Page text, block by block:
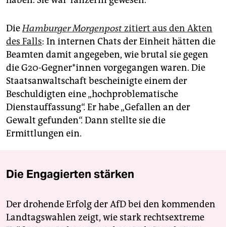
DieHamburger Morgenpostzitiert aus den Akten
des Falls: In internen Chats der Einheit hätten die
Beamten damit angegeben, wie brutal sie gegen
die G20-Gegner*innen vorgegangen waren. Die
Staatsanwaltschaft bescheinigte einem der
Beschuldigten eine „hochproblematische
Dienstauffassung“. Er habe „Gefallen an der
Gewalt gefunden“. Dann stellte sie die
Ermittlungen ein.
Die Engagierten stärken
Der drohende Erfolg der AfD bei den kommenden
Landtagswahlen zeigt, wie stark rechtsextreme